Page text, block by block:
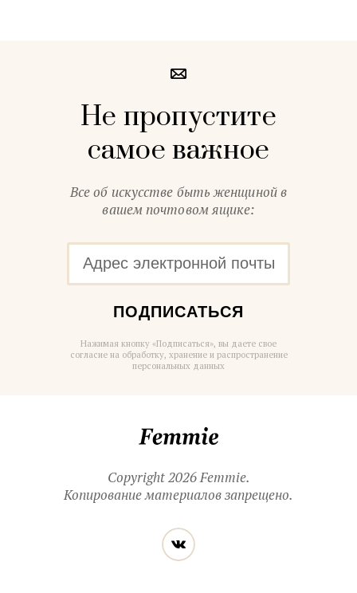
Не пропустите
самое важное
Все об искусстве быть женщиной в
вашем почтовом ящике:
ПОДПИСАТЬСЯ
Нажимая кнопку «Подписаться», вы даете свое
согласие на обработку, хранение и распространение
персональных данных
Copyright 2026 Femmie.
Копирование материалов запрещено.
Читайте
нас
в социальных